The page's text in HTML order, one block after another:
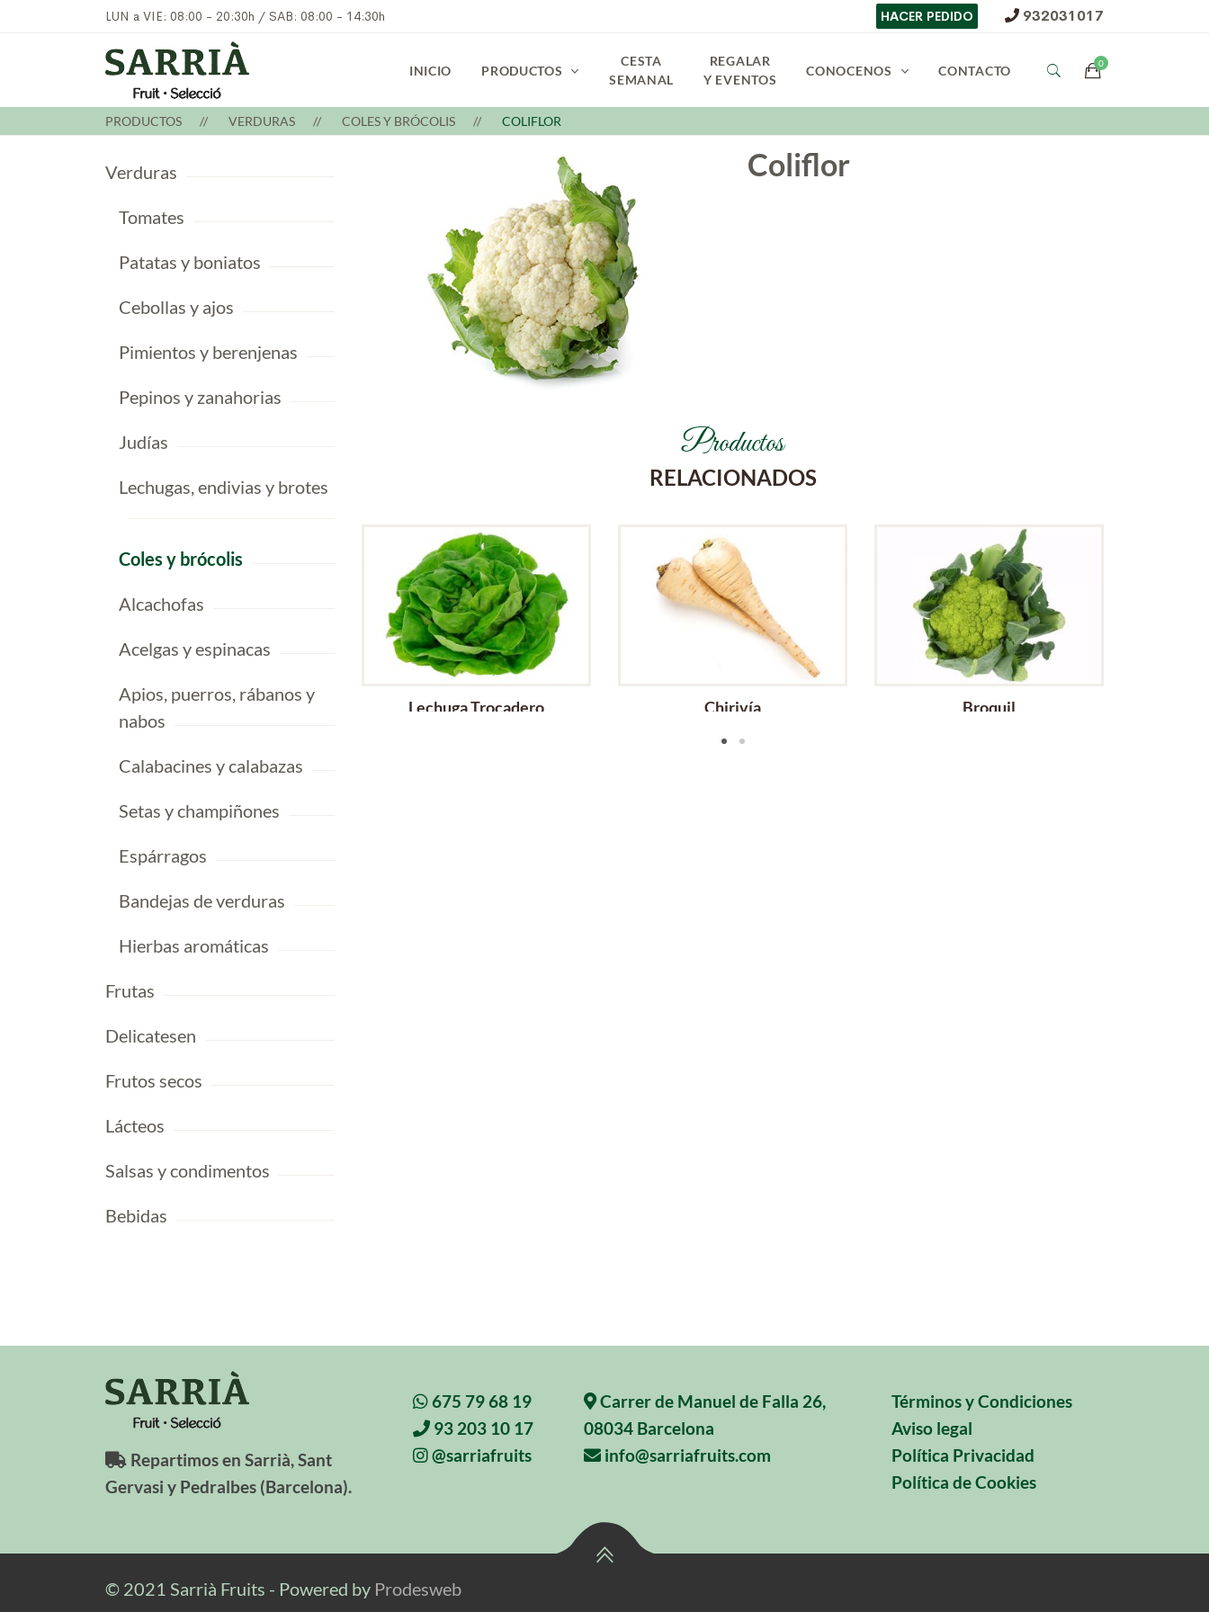
LUN a VIE: 08:00 - 20:30h / SAB: 08:00 - 14:30h HACER PEDIDO 932031017
INICIO PRODUCTOS
CESTA
SEMANAL
REGALAR
Y EVENTOS
CONOCENOS CONTACTO
PRODUCTOS VERDURAS COLES Y BRÓCOLIS COLIFLOR
Verduras
Tomates
Patatas y boniatos
Cebollas y ajos
Pimientos y berenjenas
Pepinos y zanahorias
Judías
Lechugas, endivias y brotes
Coles y brócolis
Alcachofas
Acelgas y espinacas
Apios, puerros, rábanos y
nabos
Calabacines y calabazas
Setas y champiñones
Espárragos
Bandejas de verduras
Hierbas aromáticas
Frutas
Delicatesen
Frutos secos
Lácteos
Salsas y condimentos
Bebidas
Coliflor
Productos
RELACIONADOS
Nabo Lechuga Trocadero Chirivía Broquil
Repartimos en Sarrià, Sant
Gervasi y Pedralbes (Barcelona).
675 79 68 19
93 203 10 17
@sarriafruits
Carrer de Manuel de Falla 26,
08034 Barcelona
info@sarriafruits.com
Términos y Condiciones
Aviso legal
Política Privacidad
Política de Cookies
© 2021 Sarrià Fruits - Powered by Prodesweb